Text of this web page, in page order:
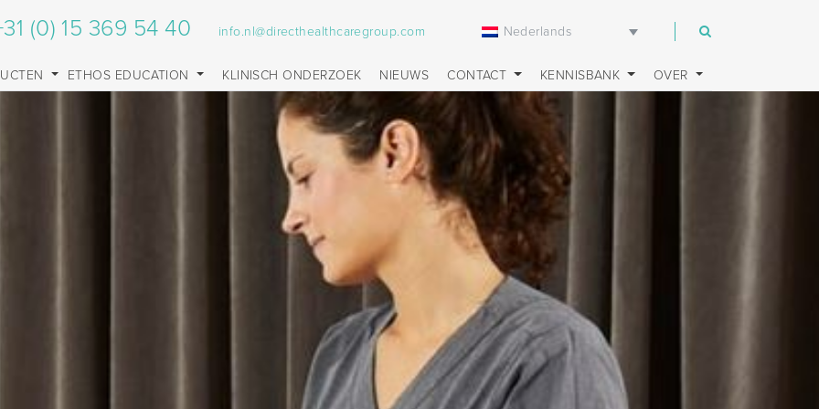
(0) 15 369 54 40 info.nl@directhealthcaregroup.com Nederlands
ETHOS EDUCATION KLINISCH ONDERZOEK NIEUWS CONTACT KENNISBANK OVER